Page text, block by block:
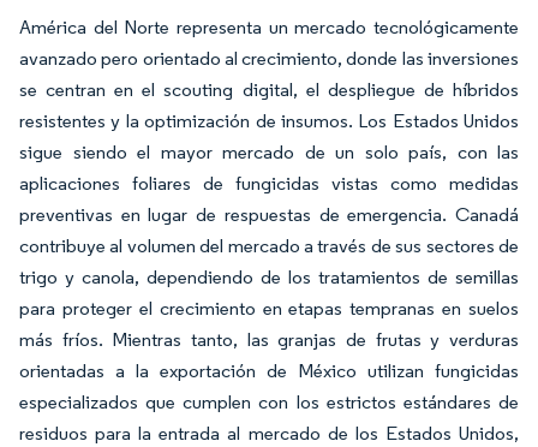
América del Norte representa un mercado tecnológicamente
avanzado pero orientado al crecimiento, donde las inversiones
se centran en el scouting digital, el despliegue de híbridos
resistentes y la optimización de insumos. Los Estados Unidos
sigue siendo el mayor mercado de un solo país, con las
aplicaciones foliares de fungicidas vistas como medidas
preventivas en lugar de respuestas de emergencia. Canadá
contribuye al volumen del mercado a través de sus sectores de
trigo y canola, dependiendo de los tratamientos de semillas
para proteger el crecimiento en etapas tempranas en suelos
más fríos. Mientras tanto, las granjas de frutas y verduras
orientadas a la exportación de México utilizan fungicidas
especializados que cumplen con los estrictos estándares de
residuos para la entrada al mercado de los Estados Unidos,